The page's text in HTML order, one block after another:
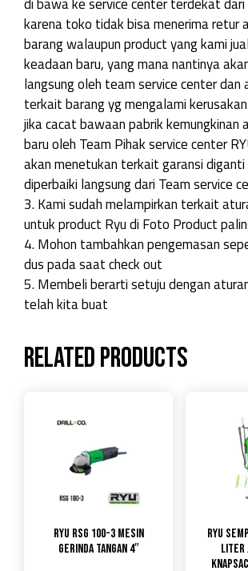
karena toko tidak bisa menerima retur
barang walaupun product yang kami
keadaan baru, yang mana nantinya
langsung oleh team service center dan
terkait barang yg mengalami
jika cacat bawaan pabrik kemungkinan
baru oleh Team Pihak service center
akan menetukan terkait garansi
diperbaiki langsung dari Team service
3. Kami sudah melampirkan terkait
untuk product Ryu di Foto Product
4. Mohon tambahkan pengemasan
dus pada saat check out
5. Membeli berarti setuju dengan
telah kita buat
Related products
RYU RSG 100-3 Mesin
Gerinda Tangan 4″
RYU
liter